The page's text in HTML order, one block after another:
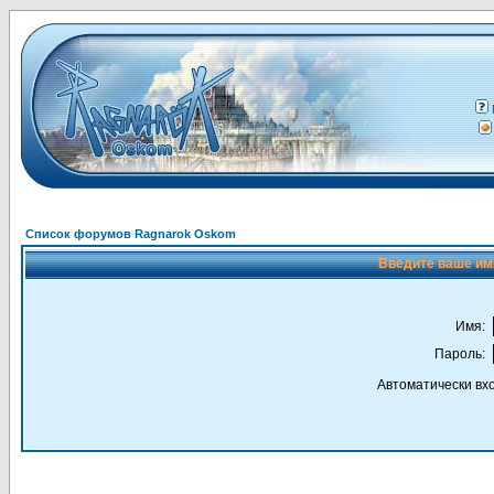
Список форумов Ragnarok Oskom
Введите ваше
Имя:
Пароль:
Автоматически